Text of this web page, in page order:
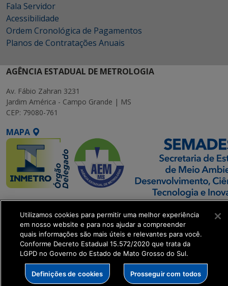
Fala Servidor
Acessibilidade
Ordem Cronológica de Pagamentos
Planos de Contratações Anuais
AGÊNCIA ESTADUAL DE METROLOGIA
Av. Fábio Zahran 3231
Jardim América - Campo Grande | MS
CEP: 79080-761
MAPA
SETDIG | Secretaria-
Executiva de
Transformação Digital
get_footer();
Utilizamos cookies para permitir uma melhor experiência
em nosso website e para nos ajudar a compreender
quais informações são mais úteis e relevantes para você.
Conforme Decreto Estadual 15.572/2020 que trata da
LGPD no Governo do Estado de Mato Grosso do Sul.
Definições de cookies Prosseguir com todos